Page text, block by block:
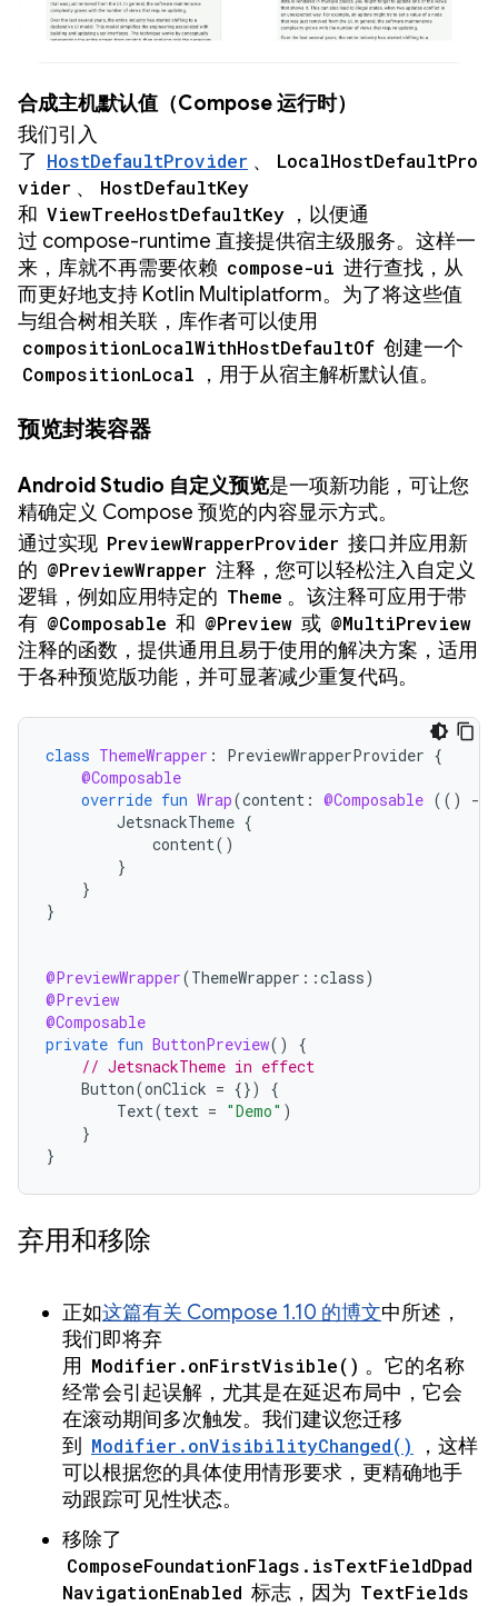
合成主机默认值（Compose 运行时）
我们引入
了 HostDefaultProvider 、
LocalHostDefaultPro
vider 、 HostDefaultKey
和 ViewTreeHostDefaultKey ，以便通
过 compose-runtime 直接提供宿主级服务。这样一
来，库就不再需要依赖 compose-ui 进行查找，从
而更好地支持 Kotlin Multiplatform。为了将这些值
与组合树相关联，库作者可以使用
compositionLocalWithHostDefaultOf 创建一个
CompositionLocal ，用于从宿主解析默认值。
预览封装容器
Android Studio 自定义预览是一项新功能，可让您
精确定义 Compose 预览的内容显示方式。
通过实现 PreviewWrapperProvider 接口并应用新
的 @PreviewWrapper 注释，您可以轻松注入自定义
逻辑，例如应用特定的 Theme 。该注释可应用于带
有 @Composable 和 @Preview 或 @MultiPreview
注释的函数，提供通用且易于使用的解决方案，适用
于各种预览版功能，并可显著减少重复代码。
class ThemeWrapper : PreviewWrapperProvider {
@Composable
override fun Wrap(content : @Composable (() -
JetsnackTheme {
content()
}
}
}
@PreviewWrapper(ThemeWrapper ::class)
@Preview
@Composable
private fun ButtonPreview()
{
// JetsnackTheme in effect
Button(onClick = {})
{
Text(text = "Demo" )
}
}
弃用和移除
正如这篇有关 Compose 1.10 的博文中所述，
我们即将弃
用 Modifier.onFirstVisible() 。它的名称
经常会引起误解，尤其是在延迟布局中，它会
在滚动期间多次触发。我们建议您迁移
到 Modifier.onVisibilityChanged()
，这样
可以根据您的具体使用情形要求，更精确地手
动跟踪可见性状态。
移除了
ComposeFoundationFlags.isTextFieldDpad
NavigationEnabled 标志，因为 TextFields